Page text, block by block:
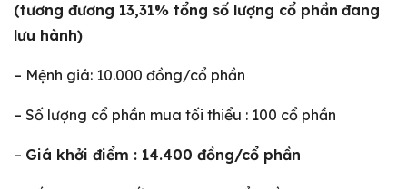
(tương đương 13,31% tổng số lượng cổ phần đang
lưu hành)
– Mệnh giá: 10.000 đồng/cổ phần
– Số lượng cổ phần mua tối thiểu : 100 cổ phần
– Giá khởi điểm : 14.400 đồng/cổ phần